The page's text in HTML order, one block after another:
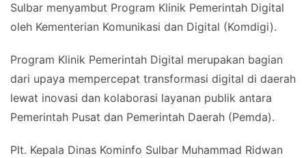
Sulbar menyambut Program Klinik Pemerintah Digital
oleh Kementerian Komunikasi dan Digital (Komdigi).
Program Klinik Pemerintah Digital merupakan bagian
dari upaya mempercepat transformasi digital di daerah
lewat inovasi dan kolaborasi layanan publik antara
Pemerintah Pusat dan Pemerintah Daerah (Pemda).
Plt. Kepala Dinas Kominfo Sulbar Muhammad Ridwan